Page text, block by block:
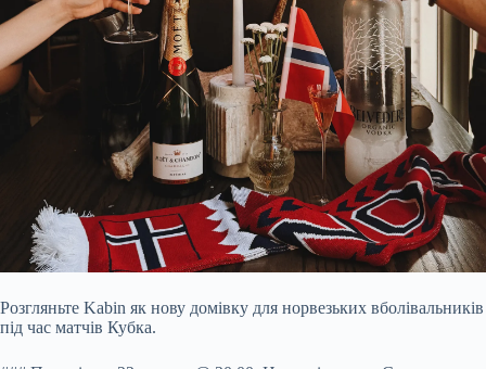
Розгляньте Kabin як нову домівку для норвезьких вболівальників
під час матчів Кубка.